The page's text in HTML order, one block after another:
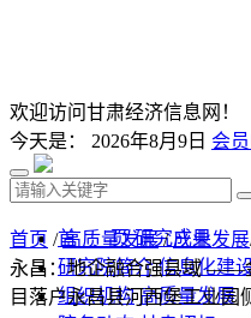
欢迎访问甘肃经济信息网！
今天是： 2026年8月9日 会
首 页 研究成果
研究院简介 信息化建
组织机构 高质量发展
首页 /高质量发展/产业发展
永昌：地企融合强县域 ——
目落户永昌县河西堡工业园